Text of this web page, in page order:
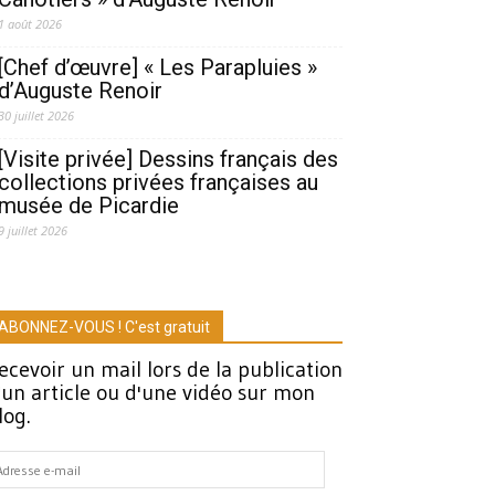
1 août 2026
[Chef d’œuvre] « Les Parapluies »
d’Auguste Renoir
juillet 2026
[Visite privée] Dessins français des
collections privées françaises au
musée de Picardie
juillet 2026
VOUS ! C'est gratuit
un mail lors de la publication
article ou d'une vidéo sur mon